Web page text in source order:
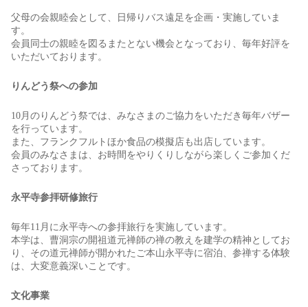
父母の会親睦会として、日帰りバス遠足を企画・実施していま
す。
会員同士の親睦を図るまたとない機会となっており、毎年好評を
いただいております。
りんどう祭への参加
10月のりんどう祭では、みなさまのご協力をいただき毎年バザー
を行っています。
また、フランクフルトほか食品の模擬店も出店しています。
会員のみなさまは、お時間をやりくりしながら楽しくご参加くだ
さっております。
永平寺参拝研修旅行
毎年11月に永平寺への参拝旅行を実施しています。
本学は、曹洞宗の開祖道元禅師の禅の教えを建学の精神としてお
り、その道元禅師が開かれたご本山永平寺に宿泊、参禅する体験
は、大変意義深いことです。
文化事業